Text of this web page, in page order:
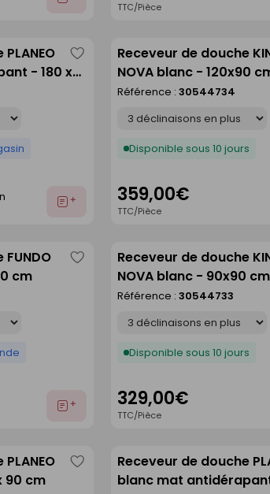
TTC/Pièce
- 180 x
Ajouter
Enregistrer
comme
Receveur de douche
NOVA blanc - 120x90
Référence : 30544734
Disponible sous 10 jours
359,00€
TTC/Pièce
cm
Ajouter
Enregistrer
comme
Receveur de douche
NOVA blanc - 90x90 cm
Référence : 30544733
Disponible sous 10 jours
329,00€
TTC/Pièce
90 cm
Enregistrer
comme
Receveur de douche
blanc mat